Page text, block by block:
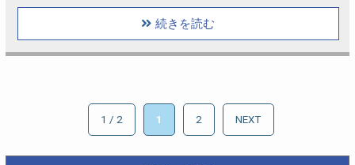
しゃいます。 展示会出展といえば東京ビックサ
イト、パシフィコ横浜がメインですが、 今回は
初めて関西地方にて…
続きを読む
1 / 2 1 2 NEXT